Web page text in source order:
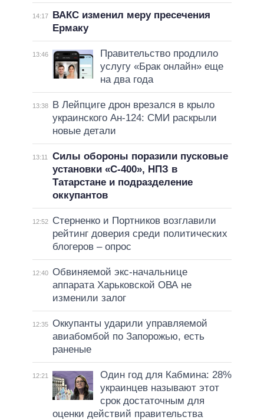
14:17
ВАКС изменил меру пресечения
Ермаку
13:46
Правительство продлило
услугу «Брак онлайн» еще
на два года
13:38
В Лейпциге дрон врезался в крыло
украинского Ан-124: СМИ раскрыли
новые детали
13:11
Силы обороны поразили пусковые
установки «С-400», НПЗ в
Татарстане и подразделение
оккупантов
12:52
Стерненко и Портников возглавили
рейтинг доверия среди политических
блогеров – опрос
12:40 Обвиняемой экс-начальнице
аппарата Харьковской ОВА не
изменили залог
12:35 Оккупанты ударили управляемой
авиабомбой по Запорожью, есть
раненые
12:21
Один год для Кабмина: 28%
украинцев называют этот
срок достаточным для
оценки действий правительства